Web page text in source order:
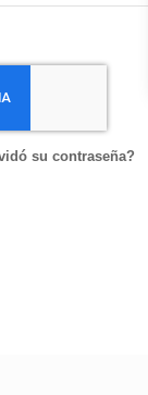
su contraseña?